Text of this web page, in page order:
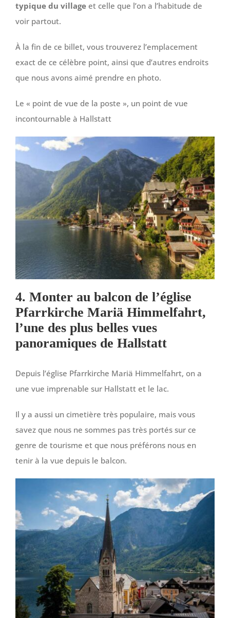
typique du villageet celle que l’on a l’habitude de
voir partout.
À la fin de ce billet, vous trouverez l’emplacement
exact de ce célèbre point, ainsi que d’autres endroits
que nous avons aimé prendre en photo.
Le « point de vue de la poste », un point de vue
incontournable à Hallstatt
4. Monter au balcon de l’église
Pfarrkirche Mariä Himmelfahrt,
l’une des plus belles vues
panoramiques de Hallstatt
Depuis l’église Pfarrkirche Mariä Himmelfahrt, on a
une vue imprenable sur Hallstatt et le lac.
Il y a aussi un cimetière très populaire, mais vous
savez que nous ne sommes pas très portés sur ce
genre de tourisme et que nous préférons nous en
tenir à la vue depuis le balcon.